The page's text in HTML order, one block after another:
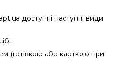
доступні наступні види
(готівкою або карткою при